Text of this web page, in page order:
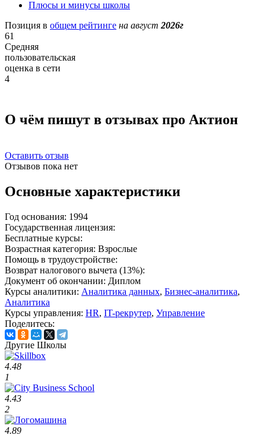
Плюсы и минусы школы
Позиция в общем рейтинге на август 2026г
61
Средняя
пользовательская
оценка в сети
4
О чём пишут в отзывах про Актион
Оставить отзыв
Отзывов пока нет
Основные характеристики
Год основания: 1994
Государственная лицензия:
Бесплатные курсы:
Возрастная категория: Взрослые
Помощь в трудоустройстве:
Возврат налогового вычета (13%):
Документ об окончании: Диплом
Курсы аналитики: Аналитика данных, Бизнес-аналитика,
Аналитика
Курсы управления: HR, IT-рекрутер, Управление
Поделитесь:
Другие Школы
4.48
1
4.43
2
4.89